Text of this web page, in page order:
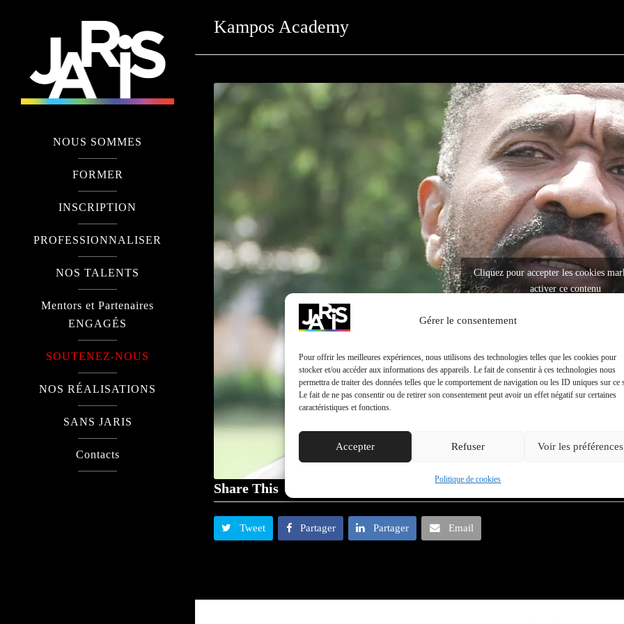
Gérer le consentement
Pour offrir les meilleures expériences, nous utilisons des technologies telles que les cookies pour
stocker et/ou accéder aux informations des appareils. Le fait de consentir à ces technologies nous
permettra de traiter des données telles que le comportement de navigation ou les ID uniques sur ce
Le fait de ne pas consentir ou de retirer son consentement peut avoir un effet négatif sur certaines
caractéristiques et fonctions.
Accepter Refuser Voir les préférences
Politique de cookies
NOUS SOMMES
FORMER
INSCRIPTION
PROFESSIONNALISER
NOS TALENTS
Mentors et Partenaires
ENGAGÉS
SOUTENEZ-NOUS
NOS RÉALISATIONS
SANS JARIS
Contacts
Kampos Academy
Cliquez pour accepter les cookies
activer ce contenu
Share This
Tweet Partager Partager Email